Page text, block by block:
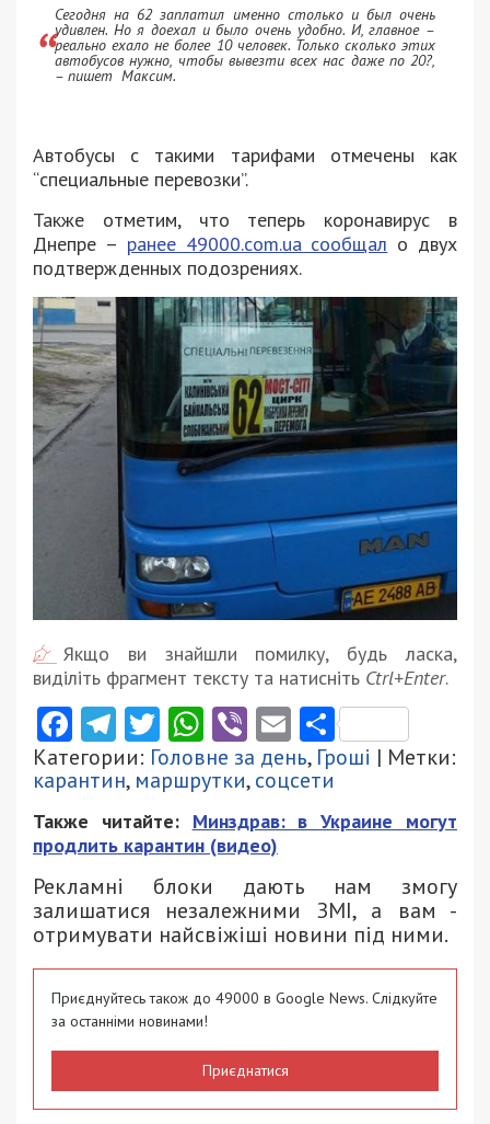
Сегодня на 62 заплатил именно столько и был очень
удивлен. Но я доехал и было очень удобно. И, главное –
реально ехало не более 10 человек. Только сколько этих
автобусов нужно, чтобы вывезти всех нас даже по 20?,
– пишет Максим.
Автобусы с такими тарифами отмечены как
“специальные перевозки”.
Также отметим, что теперь коронавирус в
Днепре – ранее 49000.com.ua сообщал о двух
подтвержденных подозрениях.
Якщо ви знайшли помилку, будь ласка,
виділіть фрагмент тексту та натисніть Ctrl+Enter.
Facebook
Telegram
Twitter
WhatsApp
ViberEmail
Категории: Головне за день, Гроші | Метки:
карантин, маршрутки,соцсети
Также читайте: Минздрав: в Украине могут
продлить карантин (видео)
Рекламні блоки дають нам змогу
залишатися незалежними ЗМІ, а вам -
отримувати найсвіжіші новини під ними.
Приєднуйтесь також до 49000 в Google News. Слідкуйте
за останніми новинами!
Приєднатися